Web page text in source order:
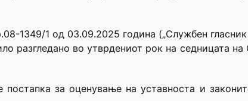
1349/1 од 03.09.2025 година („Службен
разгледано во утврдениот рок на седницата
за оценување на уставноста и